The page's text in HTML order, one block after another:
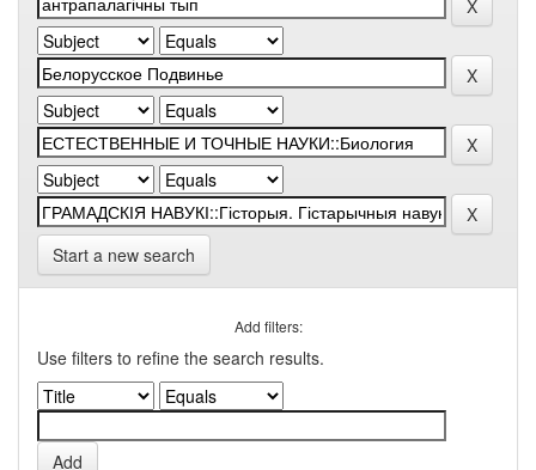
Start a new search
Add filters:
Use filters to refine the search results.